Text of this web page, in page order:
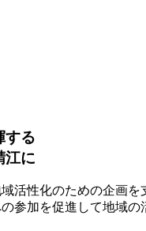
する
江に
活性化のための企画を
参加を促進して地域の